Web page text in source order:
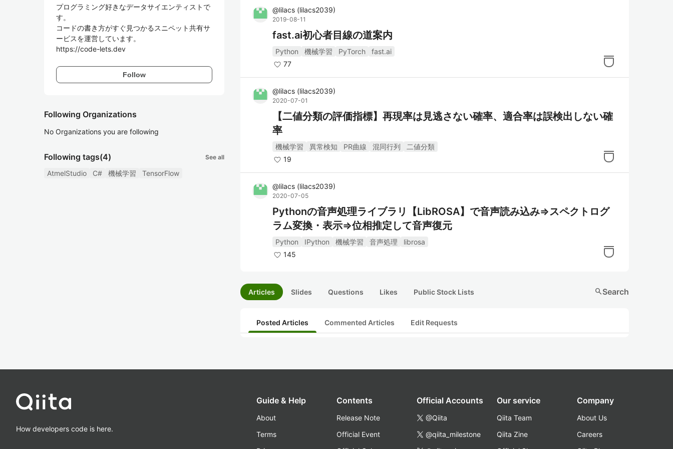
プログラミング好きなデータサイエンティストで
す。
コードの書き方がすぐ見つかるスニペット共有サ
ービスを運営しています。
https://code-lets.dev
Follow
Following Organizations
No Organizations you are following
Following tags(4) See all
AtmelStudio C# 機械学習 TensorFlow
@lilacs (lilacs2039)
2019-08-11
fast.ai初心者目線の道案内
Python 機械学習 PyTorch
fast.ai
77
@lilacs (lilacs2039)
2020-07-01
【二値分類の評価指標】再現率は見逃さない確率、適合率は誤検出しない確
率
機械学習 異常検知 PR曲線 混同行列
二値分類
19
@lilacs (lilacs2039)
2020-07-05
Pythonの音声処理ライブラリ【LibROSA】で音声読み込み⇒スペクトログ
ラム変換・表示⇒位相推定して音声復元
Python IPython 機械学習 音声処理
librosa
145
Articles Slides Questions Likes Public Stock Lists searchSearch
Posted Articles Commented Articles Edit Requests
How developers code is here.
Guide & Help
About
Terms
Contents
Release Note
Official Event
Official Accounts
@Qiita
@qiita_milestone
Our service
Qiita Team
Qiita Zine
Company
About Us
Careers